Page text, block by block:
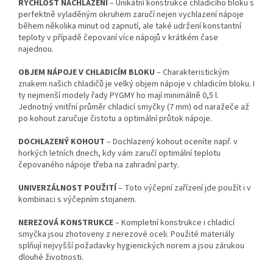
RYCHLOST NACHLAZENÍ– Unikátní konstrukce chladicího bloku s
perfektně vyladěným okruhem zaručí nejen vychlazení nápoje
během několika minut od zapnutí, ale také udržení konstantní
teploty v případě čepovaní více nápojů v krátkém čase
najednou.
OBJEM NÁPOJE V CHLADICÍM BLOKU – Charakteristickým
znakem našich chladičů je velký objem nápoje v chladicím bloku. I
ty nejmenší modely řady PYGMY ho mají minimálně 0,5 l.
Jednotný vnitřní průměr chladicí smyčky (7 mm) od naražeče až
po kohout zaručuje čistotu a optimální průtok nápoje.
DOCHLAZENÝ KOHOUT – Dochlazený kohout oceníte např. v
horkých letních dnech, kdy vám zaručí optimální teplotu
čepovaného nápoje třeba na zahradní party.
UNIVERZÁLNOST POUŽITÍ– Toto výčepní zařízení jde použít i v
kombinaci s výčepním stojanem.
NEREZOVÁ KONSTRUKCE– Kompletní konstrukce i chladicí
smyčka jsou zhotoveny z nerezové oceli. Použité materiály
splňují nejvyšší požadavky hygienických norem a jsou zárukou
dlouhé životnosti.